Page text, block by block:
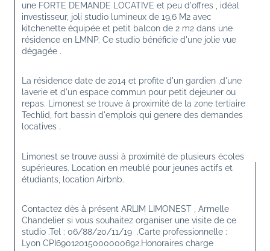
une FORTE DEMANDE LOCATIVE et peu d'offres , idéal
investisseur, joli studio lumineux de 19,6 M2 avec
kitchenette équipée et petit balcon de 2 m2 dans une
résidence en LMNP. Ce studio bénéficie d'une jolie vue
dégagée .
La résidence date de 2014 et profite d'un gardien ,d'une
laverie et d'un espace commun pour petit dejeuner ou
repas. Limonest se trouve à proximité de la zone tertiaire
Techlid, fort bassin d'emplois qui genere des demandes
locatives .
Limonest se trouve aussi à proximité de plusieurs écoles
supérieures. Location en meublé pour jeunes actifs et
étudiants, location Airbnb.
Contactez dès à présent ARLIM LIMONEST , Armelle
Chandelier si vous souhaitez organiser une visite de ce
studio .Tel : 06/88/20/11/19  .Carte professionnelle :
Lyon CPI69012015000000692.Honoraires charge